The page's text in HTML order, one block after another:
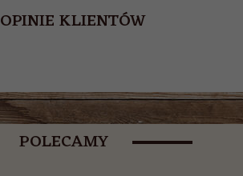
OPINIE KLIENTÓW
POLECAMY